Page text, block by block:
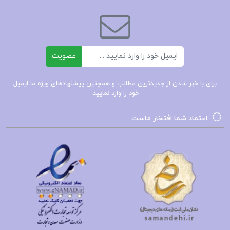
کتاب صوتی نیچه و فلسفه ژیل دلوز
خلاصه کتاب نیچه و فلسفه ژیل دلوز
کتاب پیشنهادی📚
دانلود
کتاب کتاب مورمون جوزف
اسمیت789صفحهPDf
دانلودکتاب ملت‌ها مهم‌اند کریگ
کلهون
دانلودکتاب من چگونه سوسیالیست شدم جک
لندن
عضویت
برای با خبر شدن از جدیدترین مطالب و همچنین پیشنهادهای ویژه ما ایمیل
خود را وارد نمایید.
اعتماد شما افتخار ماست